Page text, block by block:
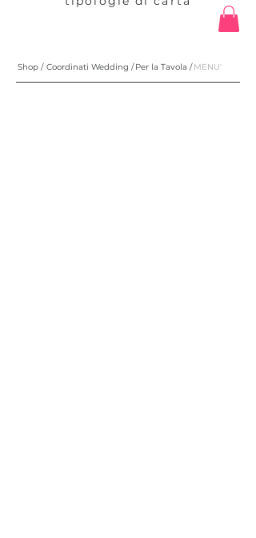
Shop / Coordinati Wedding / Per la Tavola / MENU'